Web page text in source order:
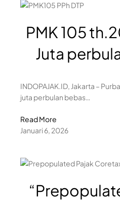
PMK 105
Juta
INDOPAJAK.ID, Jakarta –
juta perbulan bebas…
Read More
Januari 6, 2026